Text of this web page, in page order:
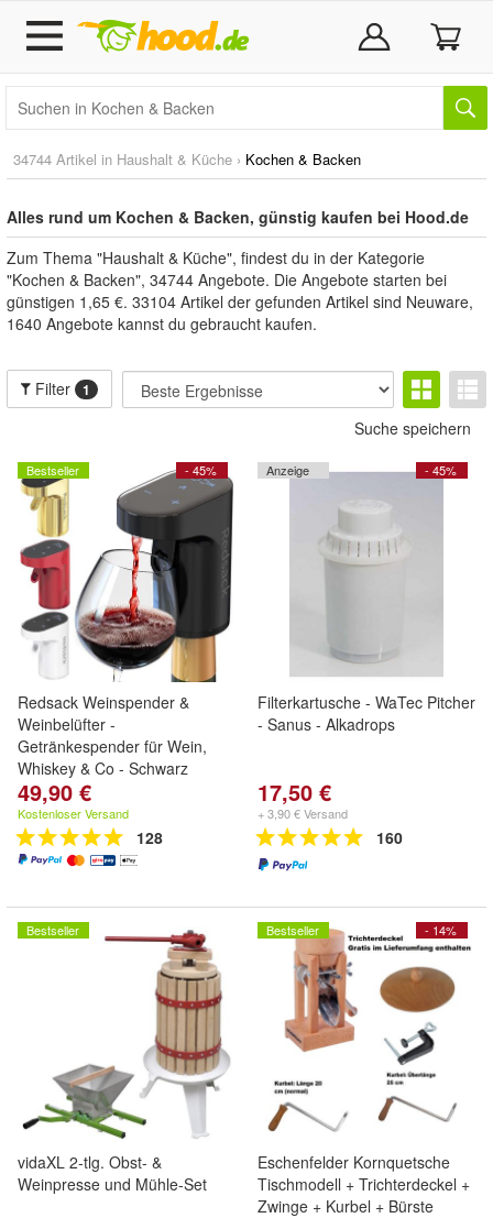
34744 Artikel in Haushalt & Küche › Kochen & Backen
Alles rund um Kochen & Backen, günstig kaufen bei Hood.de
Zum Thema "Haushalt & Küche", findest du in der Kategorie
"Kochen & Backen", 34744 Angebote. Die Angebote starten bei
günstigen 1,65 €. 33104 Artikel der gefunden Artikel sind Neuware,
1640 Angebote kannst du gebraucht kaufen.
Filter 1
Suche speichern
- 45%
Bestseller
Redsack Weinspender &
Weinbelüfter -
Getränkespender für Wein,
Whiskey & Co - Schwarz
49,90 €
Kostenloser Versand
128
- 45%
Anzeige
Filterkartusche - WaTec Pitcher
- Sanus - Alkadrops
17,50 €
+ 3,90 € Versand
160
Bestseller
vidaXL 2-tlg. Obst- &
Weinpresse und Mühle-Set
- 14%
Bestseller
Eschenfelder Kornquetsche
Tischmodell + Trichterdeckel +
Zwinge + Kurbel + Bürste